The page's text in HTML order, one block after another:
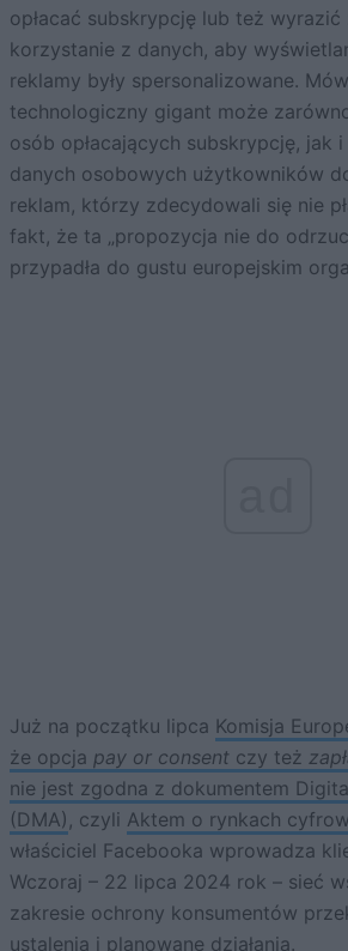
opłacać subskrypcję lub też wyrazić
korzystanie z danych, aby
reklamy były spersonalizowane.
technologiczny gigant może
osób opłacających subskrypcję, jak
danych osobowych użytkowników
reklam, którzy zdecydowali się nie
fakt, że ta „propozycja nie do
przypadła do gustu europejskim
Już na początku lipca Komisja
że opcja pay or consent czy też
nie jest zgodna z dokumentem
(DMA) , czyli Aktem o rynkach
właściciel Facebooka wprowadza
Wczoraj – 22 lipca 2024 rok – sieć
zakresie ochrony konsumentów
ustalenia i planowane działania.